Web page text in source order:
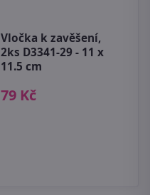
Vločka k zavěšení,
2ks D3341-29 - 11 x
11.5 cm
79 Kč